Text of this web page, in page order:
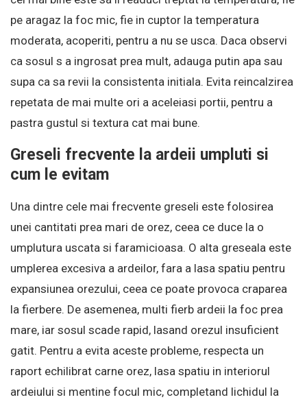
pe aragaz la foc mic, fie in cuptor la temperatura
moderata, acoperiti, pentru a nu se usca. Daca observi
ca sosul s a ingrosat prea mult, adauga putin apa sau
supa ca sa revii la consistenta initiala. Evita reincalzirea
repetata de mai multe ori a aceleiasi portii, pentru a
pastra gustul si textura cat mai bune.
Greseli frecvente la ardeii umpluti si
cum le evitam
Una dintre cele mai frecvente greseli este folosirea
unei cantitati prea mari de orez, ceea ce duce la o
umplutura uscata si faramicioasa. O alta greseala este
umplerea excesiva a ardeilor, fara a lasa spatiu pentru
expansiunea orezului, ceea ce poate provoca craparea
la fierbere. De asemenea, multi fierb ardeii la foc prea
mare, iar sosul scade rapid, lasand orezul insuficient
gatit. Pentru a evita aceste probleme, respecta un
raport echilibrat carne orez, lasa spatiu in interiorul
ardeiului si mentine focul mic, completand lichidul la